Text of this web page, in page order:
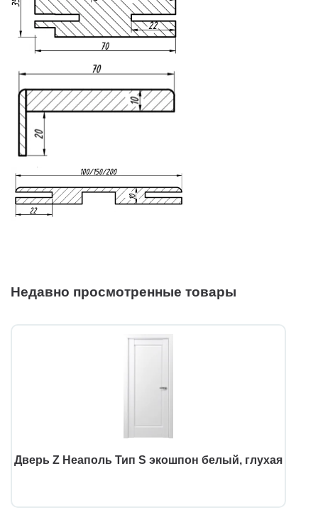
Недавно просмотренные товары
Дверь Z Неаполь Тип S экошпон белый, глухая